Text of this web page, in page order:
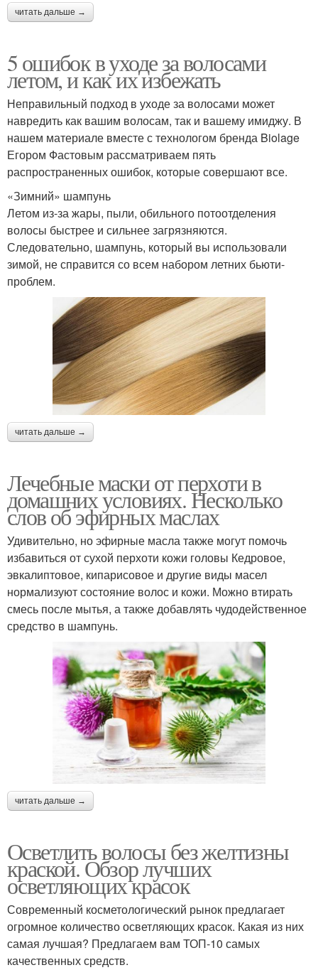
читать дальше →
5 ошибок в уходе за волосами
летом, и как их избежать
Неправильный подход в уходе за волосами может
навредить как вашим волосам, так и вашему имиджу. В
нашем материале вместе с технологом бренда Biolage
Егором Фастовым рассматриваем пять
распространенных ошибок, которые совершают все.
«Зимний» шампунь
Летом из-за жары, пыли, обильного потоотделения
волосы быстрее и сильнее загрязняются.
Следовательно, шампунь, который вы использовали
зимой, не справится со всем набором летних бьюти-
проблем.
читать дальше →
Лечебные маски от перхоти в
домашних условиях. Несколько
слов об эфирных маслах
Удивительно, но эфирные масла также могут помочь
избавиться от сухой перхоти кожи головы Кедровое,
эвкалиптовое, кипарисовое и другие виды масел
нормализуют состояние волос и кожи. Можно втирать
смесь после мытья, а также добавлять чудодейственное
средство в шампунь.
читать дальше →
Осветлить волосы без желтизны
краской. Обзор лучших
осветляющих красок
Современный косметологический рынок предлагает
огромное количество осветляющих красок. Какая из них
самая лучшая? Предлагаем вам ТОП-10 самых
качественных средств.